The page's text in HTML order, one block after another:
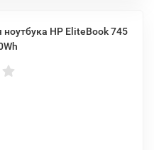
HP EliteBook 745